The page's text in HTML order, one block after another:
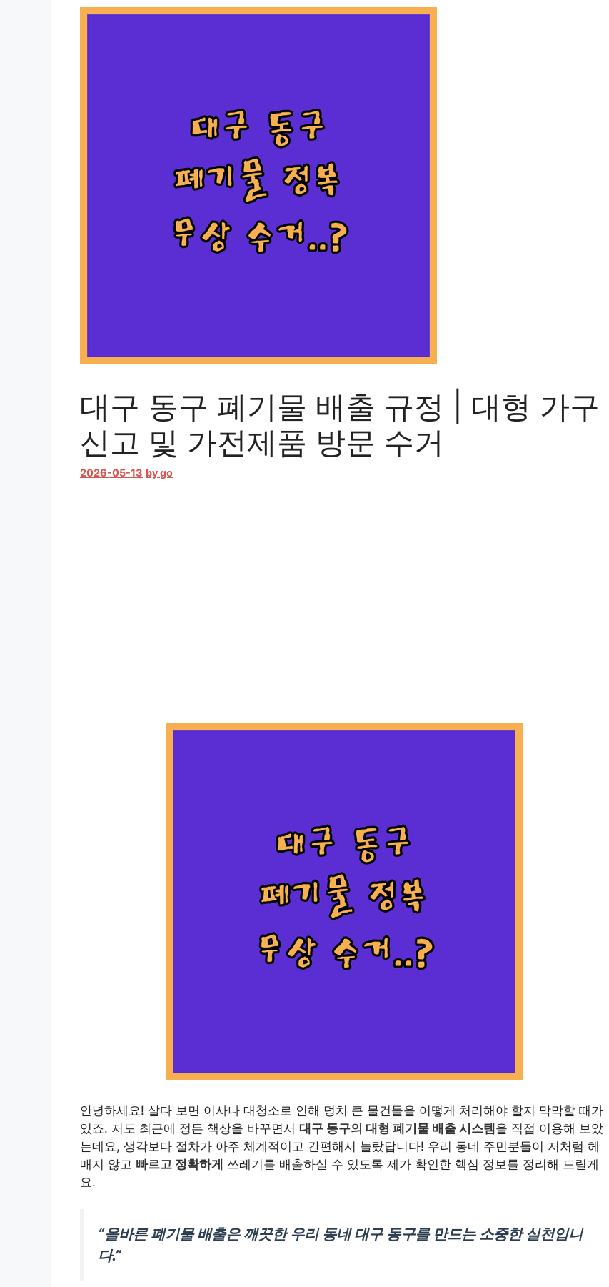
대구 동구 폐기물 배출 규정 | 대형 가구
신고 및 가전제품 방문 수거
2026-05-13 bygo
안녕하세요! 살다 보면 이사나 대청소로 인해 덩치 큰 물건들을 어떻게 처리해야 할지 막막할 때가
있죠. 저도 최근에 정든 책상을 바꾸면서 대구 동구의 대형 폐기물 배출 시스템을 직접 이용해 보았
는데요, 생각보다 절차가 아주 체계적이고 간편해서 놀랐답니다! 우리 동네 주민분들이 저처럼 헤
매지 않고 빠르고 정확하게 쓰레기를 배출하실 수 있도록 제가 확인한 핵심 정보를 정리해 드릴게
요.
“올바른 폐기물 배출은 깨끗한 우리 동네 대구 동구를 만드는 소중한 실천입니
다.”